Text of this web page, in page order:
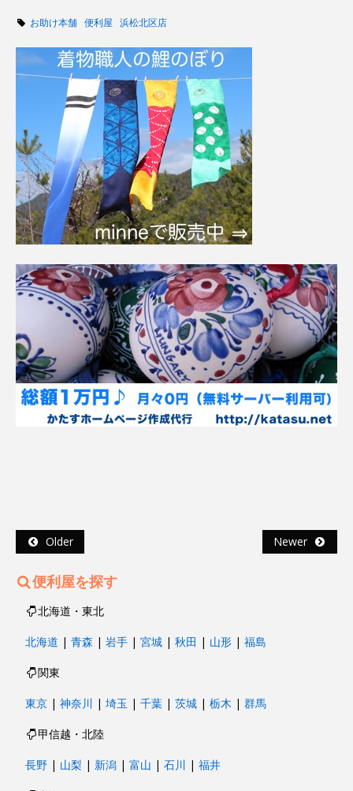
お助け本舗 便利屋 浜松北区店
Older Newer
便利屋を探す
北海道・東北
北海道 | 青森 | 岩手 | 宮城 | 秋田 | 山形 | 福島
関東
東京 | 神奈川 | 埼玉 | 千葉 | 茨城 | 栃木 | 群馬
甲信越・北陸
長野 | 山梨 | 新潟 | 富山 | 石川 | 福井